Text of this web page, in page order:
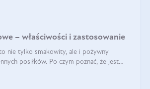
– właściwości i zastosowanie
nie tylko smakowity, ale i pożywny
posiłków. Po czym poznać, że jest